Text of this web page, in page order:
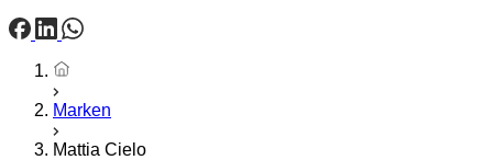
Startseite
Marken
Mattia Cielo